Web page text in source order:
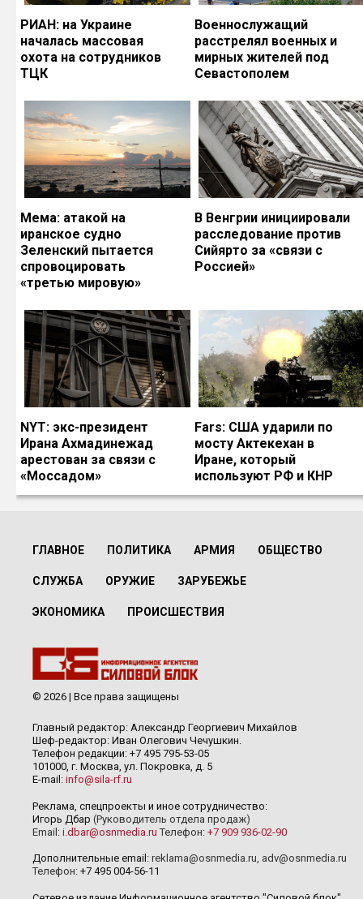
РИАН: на Украине
началась массовая
охота на сотрудников
ТЦК
Военнослужащий
расстрелял военных и
мирных жителей под
Севастополем
Мема: атакой на
иранское судно
Зеленский пытается
спровоцировать
«третью мировую»
В Венгрии инициировали
расследование против
Сийярто за «связи с
Россией»
NYT: экс-президент
Ирана Ахмадинежад
арестован за связи с
«Моссадом»
Fars: США ударили по
мосту Актекехан в
Иране, который
используют РФ и КНР
ГЛАВНОЕ ПОЛИТИКА АРМИЯ ОБЩЕСТВО
СЛУЖБА ОРУЖИЕ ЗАРУБЕЖЬЕ
ЭКОНОМИКА ПРОИСШЕСТВИЯ
© 2026 | Все права защищены
Главный редактор: Александр Георгиевич Михайлов
Шеф-редактор: Иван Олегович Чечушкин.
Телефон редакции: +7 495 795-53-05
101000, г. Москва, ул. Покровка, д. 5
E-mail: info@sila-rf.ru
Реклама, спецпроекты и иное сотрудничество:
Игорь Дбар (Руководитель отдела продаж)
Email: i.dbar@osnmedia.ru Телефон: +7 909 936-02-90
Дополнительные email: reklama@osnmedia.ru, adv@osnmedia.ru
Телефон: +7 495 004-56-11